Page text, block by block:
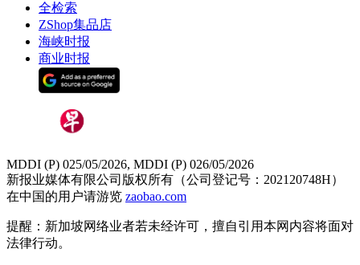
全检索
ZShop集品店
海峡时报
商业时报
MDDI (P) 025/05/2026, MDDI (P) 026/05/2026
新报业媒体有限公司版权所有（公司登记号：202120748H）
在中国的用户请游览 zaobao.com
提醒：新加坡网络业者若未经许可，擅自引用本网内容将面对
法律行动。